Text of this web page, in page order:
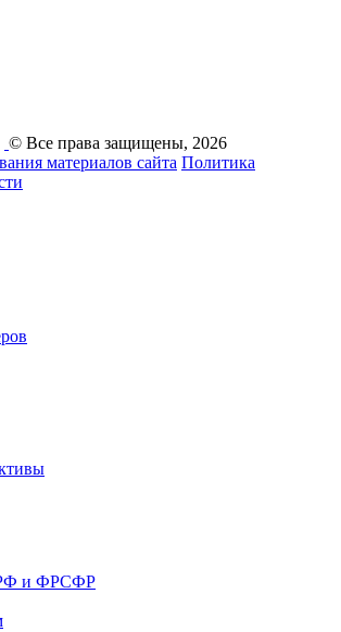
© Все права защищены, 2026
материалов сайта Политика
и ФРСФР